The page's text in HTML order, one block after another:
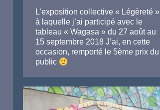
L’exposition collective « Légèreté »
à laquelle j’ai participé avec le
tableau « Wagasa » du 27 août au
15 septembre 2018 J’ai, en cette
occasion, remporté le 5ème prix du
public